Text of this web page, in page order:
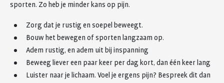
sporten. Zo heb je minder kans op pijn.
Zorg dat je rustig en soepel beweegt.
Bouw het bewegen of sporten langzaam op.
Adem rustig, en adem uit bij inspanning
Beweeg liever een paar keer per dag kort, dan één keer lang
Luister naar je lichaam. Voel je ergens pijn? Bespreek dit dan